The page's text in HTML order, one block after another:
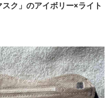
ク」のアイボリー×ライト